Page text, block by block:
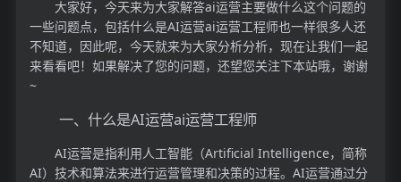
大家好，今天来为大家解答ai运营主要做什么这个问题的
一些问题点，包括什么是AI运营ai运营工程师也一样很多人还
不知道，因此呢，今天就来为大家分析分析，现在让我们一起
来看看吧！如果解决了您的问题，还望您关注下本站哦，谢谢
~
一、什么是AI运营ai运营工程师
AI运营是指利用人工智能（Artificial Intelligence，简称
AI）技术和算法来进行运营管理和决策的过程。AI运营通过分